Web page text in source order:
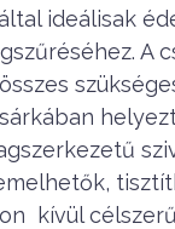
ideálisak
A
kívül